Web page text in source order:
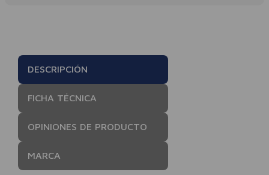
DESCRIPCIÓN
FICHA TÉCNICA
OPINIONES DE PRODUCTO
MARCA